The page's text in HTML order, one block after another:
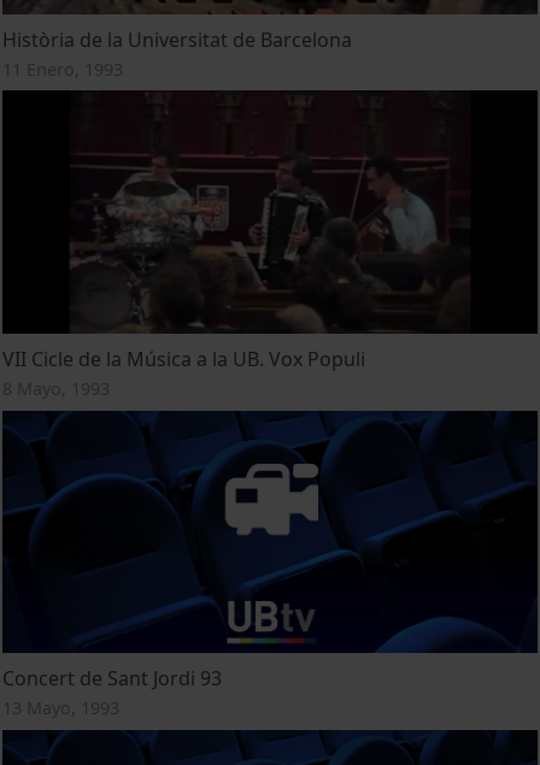
Història de la Universitat de Barcelona
11 Enero, 1993
VII Cicle de la Música a la UB. Vox Populi
8 Mayo, 1993
Concert de Sant Jordi 93
13 Mayo, 1993